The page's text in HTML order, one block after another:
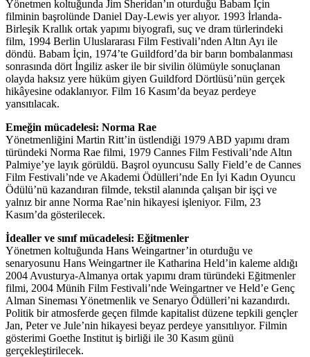
Yönetmen koltuğunda Jim Sheridan’ın oturduğu Babam İçin
filminin başrolünde Daniel Day-Lewis yer alıyor. 1993 İrlanda-
Birleşik Krallık ortak yapımı biyografi, suç ve dram türlerindeki
film, 1994 Berlin Uluslararası Film Festivali’nden Altın Ayı ile
döndü. Babam İçin, 1974’te Guildford’da bir barın bombalanması
sonrasında dört İngiliz asker ile bir sivilin ölümüyle sonuçlanan
olayda haksız yere hüküm giyen Guildford Dörtlüsü’nün gerçek
hikâyesine odaklanıyor. Film 16 Kasım’da beyaz perdeye
yansıtılacak.
Emeğin mücadelesi: Norma Rae
Yönetmenliğini Martin Ritt’in üstlendiği 1979 ABD yapımı dram
türündeki Norma Rae filmi, 1979 Cannes Film Festivali’nde Altın
Palmiye’ye layık görüldü. Başrol oyuncusu Sally Field’e de Cannes
Film Festivali’nde ve Akademi Ödülleri’nde En İyi Kadın Oyuncu
Ödülü’nü kazandıran filmde, tekstil alanında çalışan bir işçi ve
yalnız bir anne Norma Rae’nin hikayesi işleniyor. Film, 23
Kasım’da gösterilecek.
İdealler ve sınıf mücadelesi: Eğitmenler
Yönetmen koltuğunda Hans Weingartner’in oturduğu ve
senaryosunu Hans Weingartner ile Katharina Held’in kaleme aldığı
2004 Avusturya-Almanya ortak yapımı dram türündeki Eğitmenler
filmi, 2004 Münih Film Festivali’nde Weingartner ve Held’e Genç
Alman Sineması Yönetmenlik ve Senaryo Ödülleri’ni kazandırdı.
Politik bir atmosferde geçen filmde kapitalist düzene tepkili gençler
Jan, Peter ve Jule’nin hikayesi beyaz perdeye yansıtılıyor. Filmin
gösterimi Goethe Institut iş birliği ile 30 Kasım günü
gerçekleştirilecek.